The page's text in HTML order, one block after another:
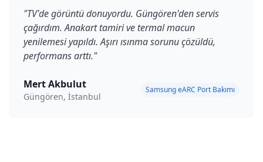
"TV'de görüntü donuyordu. Güngören'den servis
çağırdım. Anakart tamiri ve termal macun
yenilemesi yapıldı. Aşırı ısınma sorunu çözüldü,
performans arttı."
Mert Akbulut
Güngören, İstanbul
Samsung eARC Port Bakımı